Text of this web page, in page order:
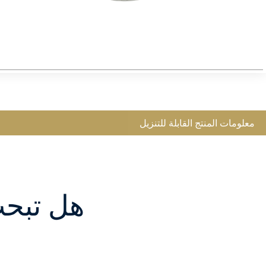
معلومات المنتج القابلة للتنزيل
هل